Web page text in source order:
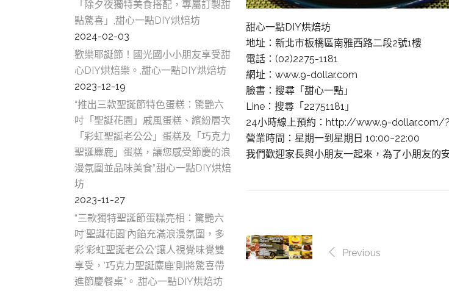
甜心一點DIY烘焙坊
地址：新北市板橋區南雅西路二段2號1樓
電話：(02)2275-1181
網址：www.9-dollar.com
臉書：搜尋「甜心一點」
Line：搜尋「22751181」
24小時線上預約：http://www.9-dollar.com/
營業時間：星期一到星期日 10:00~22:00
我們歡迎家長與小朋友一起來，為了小朋友的
Previous
「除夕夜獨特美食搭配，專屬訂製甜
點驚喜」,甜心一點DIY烘焙坊
2024-02-03
歡樂耶誕節！國光國小小朋友享受甜
心DIY烘焙樂。,甜心一點DIY烘焙坊
2023-12-19
“推出三款聖誕節特色蛋糕：驚艷六
吋「聖誕花園」戚風蛋糕、繽紛層次
「彩虹聖誕老公公」蛋糕及「巧克力
聖誕麋鹿」蛋糕，讓您感受節慶的浪
漫氛圍並品味美食”,甜心一點DIY烘焙
坊
2023-11-27
“三款獨特聖誕節蛋糕亮相：驚艷六
吋’聖誕花園’內餡充滿浪漫氛圍，多
彩’彩虹聖誕老公公’讓人視覺味覺雙
享受，’巧克力聖誕麋鹿’則將驚喜帶
進節慶餐桌”。,甜心一點DIY烘焙坊